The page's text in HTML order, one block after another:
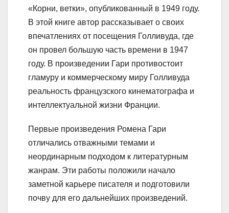
«Корни, ветки», опубликованный в 1949 году.
В этой книге автор рассказывает о своих
впечатлениях от посещения Голливуда, где
он провел большую часть времени в 1947
году. В произведении Гари противостоит
гламуру и коммерческому миру Голливуда
реальность французского кинематографа и
интеллектуальной жизни Франции.
Первые произведения Ромена Гари
отличались отважными темами и
неординарным подходом к литературным
жанрам. Эти работы положили начало
заметной карьере писателя и подготовили
почву для его дальнейших произведений.